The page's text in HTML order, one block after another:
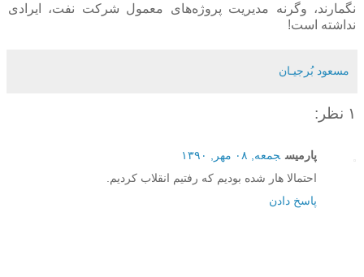
نگمارند، وگرنه مدیریت پروژه‌های معمول شرکت نفت، ایرادی
نداشته است!
مسعود بُرجيـان
۱ نظر:
پارمیس جمعه, ۰۸ مهر, ۱۳۹۰
احتمالا هار شده بودیم که رفتیم انقلاب کردیم.
پاسخ دادن